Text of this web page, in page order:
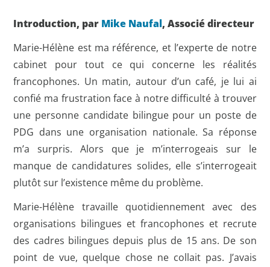
Introduction, par Mike Naufal, Associé directeur
Marie-Hélène est ma référence, et l’experte de notre
cabinet pour tout ce qui concerne les réalités
francophones. Un matin, autour d’un café, je lui ai
confié ma frustration face à notre difficulté à trouver
une personne candidate bilingue pour un poste de
PDG dans une organisation nationale. Sa réponse
m’a surpris. Alors que je m’interrogeais sur le
manque de candidatures solides, elle s’interrogeait
plutôt sur l’existence même du problème.
Marie-Hélène travaille quotidiennement avec des
organisations bilingues et francophones et recrute
des cadres bilingues depuis plus de 15 ans. De son
point de vue, quelque chose ne collait pas. J’avais